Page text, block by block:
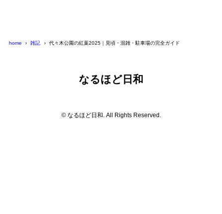
home 雑記 代々木公園の紅葉2025｜見頃・混雑・駐車場の完全ガイド
なるほど日和
© なるほど日和. All Rights Reserved.